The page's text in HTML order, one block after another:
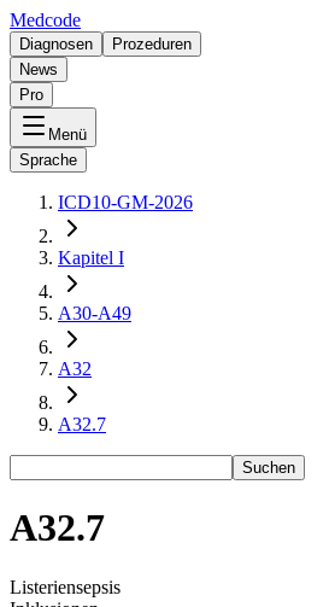
Medcode
Diagnosen
Prozeduren
News
Pro
Menü
Sprache
ICD10-GM-2026
Kapitel I
A30-A49
A32
A32.7
Suchen
A32.7
Listeriensepsis